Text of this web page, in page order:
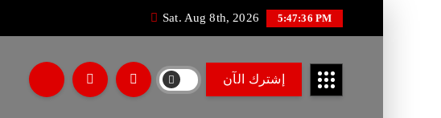
Sat. Aug 8th, 2026 5:47:37 PM
إشترك الآن